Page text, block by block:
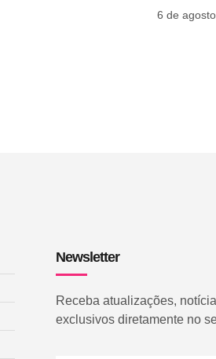
6 de
Newsletter
Receba atualizações,
exclusivos diretamente no